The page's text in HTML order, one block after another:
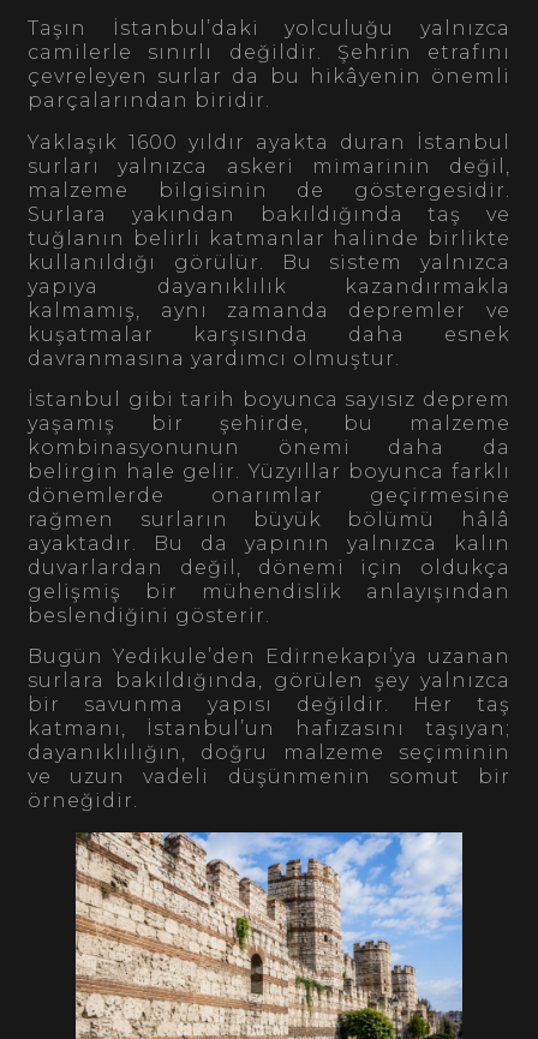
Taşın İstanbul’daki yolculuğu yalnızca
camilerle sınırlı değildir. Şehrin etrafını
çevreleyen surlar da bu hikâyenin önemli
parçalarından biridir.
Yaklaşık 1600 yıldır ayakta duran İstanbul
surları yalnızca askeri mimarinin değil,
malzeme bilgisinin de göstergesidir.
Surlara yakından bakıldığında taş ve
tuğlanın belirli katmanlar halinde birlikte
kullanıldığı görülür. Bu sistem yalnızca
yapıya dayanıklılık kazandırmakla
kalmamış, aynı zamanda depremler ve
kuşatmalar karşısında daha esnek
davranmasına yardımcı olmuştur.
İstanbul gibi tarih boyunca sayısız deprem
yaşamış bir şehirde, bu malzeme
kombinasyonunun önemi daha da
belirgin hale gelir. Yüzyıllar boyunca farklı
dönemlerde onarımlar geçirmesine
rağmen surların büyük bölümü hâlâ
ayaktadır. Bu da yapının yalnızca kalın
duvarlardan değil, dönemi için oldukça
gelişmiş bir mühendislik anlayışından
beslendiğini gösterir.
Bugün Yedikule’den Edirnekapı’ya uzanan
surlara bakıldığında, görülen şey yalnızca
bir savunma yapısı değildir. Her taş
katmanı, İstanbul’un hafızasını taşıyan;
dayanıklılığın, doğru malzeme seçiminin
ve uzun vadeli düşünmenin somut bir
örneğidir.